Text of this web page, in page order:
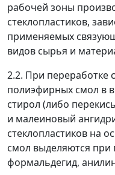
рабочей зоны
стеклопластиков,
применяемых
видов сырья и
2.2. При переработке
полиэфирных смол в
стирол (либо
и малеиновый
стеклопластиков на
смол выделяются при
формальдегид,